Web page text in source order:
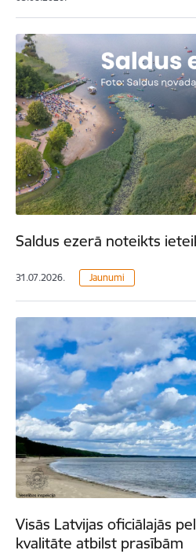
Saldus ezerā noteikts
31.07.2026. Jaunumi
Visās Latvijas oficiālajās
kvalitāte atbilst prasībām